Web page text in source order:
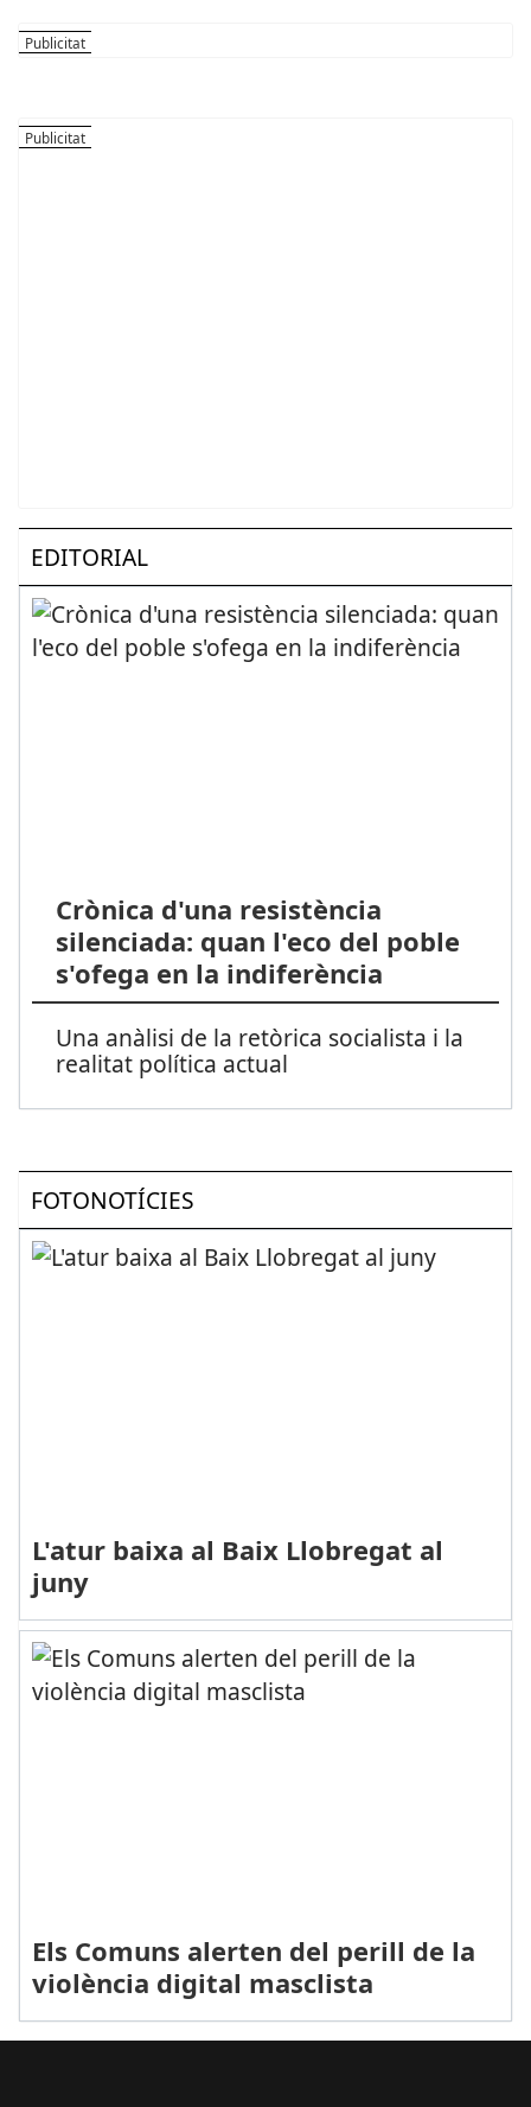
EDITORIAL
Crònica d'una resistència
silenciada: quan l'eco del poble
s'ofega en la indiferència
Una anàlisi de la retòrica socialista i la
realitat política actual
FOTONOTÍCIES
L'atur baixa al Baix Llobregat al
juny
Els Comuns alerten del perill de la
violència digital masclista